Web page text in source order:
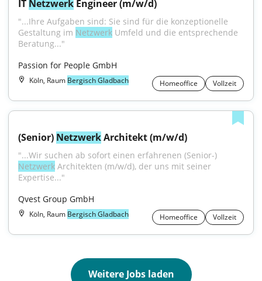
IT Netzwerk Engineer (m/w/d)
"...Ihre Aufgaben sind: Sie sind für die konzeptionelle
Gestaltung im Netzwerk Umfeld und die entsprechende
Beratung..."
Passion for People GmbH
Köln, Raum Bergisch Gladbach Homeoffice Vollzeit
(Senior) Netzwerk Architekt (m/w/d)
Netzwerk Architekten (m/w/d), der uns mit seiner
Expertise..."
Qvest Group GmbH
Köln, Raum Bergisch Gladbach Homeoffice Vollzeit
Weitere Jobs laden